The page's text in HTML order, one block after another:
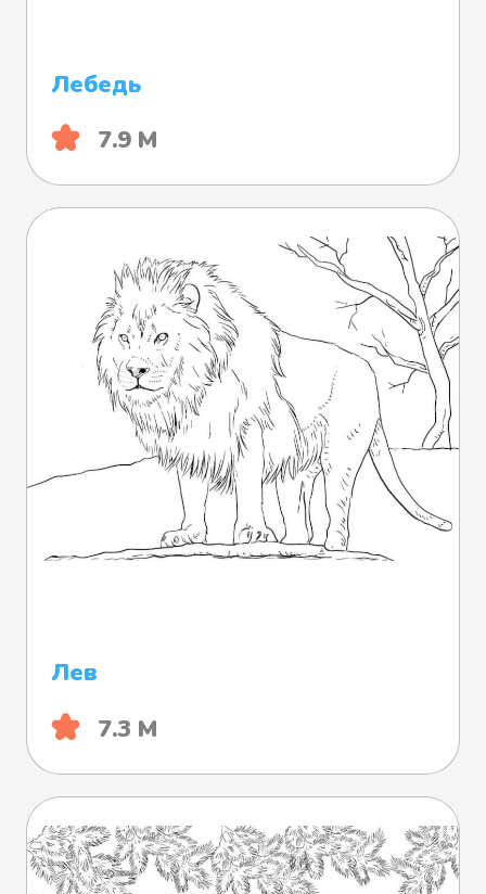
Лебедь
7.9 М
Лев
7.3 М